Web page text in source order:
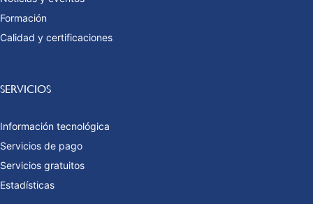
Formación
Calidad y certificaciones
SERVICIOS
Información tecnológica
Servicios de pago
Servicios gratuitos
Estadísticas